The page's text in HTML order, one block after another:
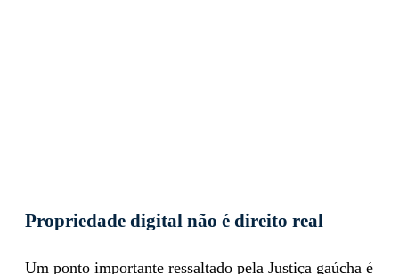
Propriedade digital não é direito real
Um ponto importante ressaltado pela Justiça gaúcha é